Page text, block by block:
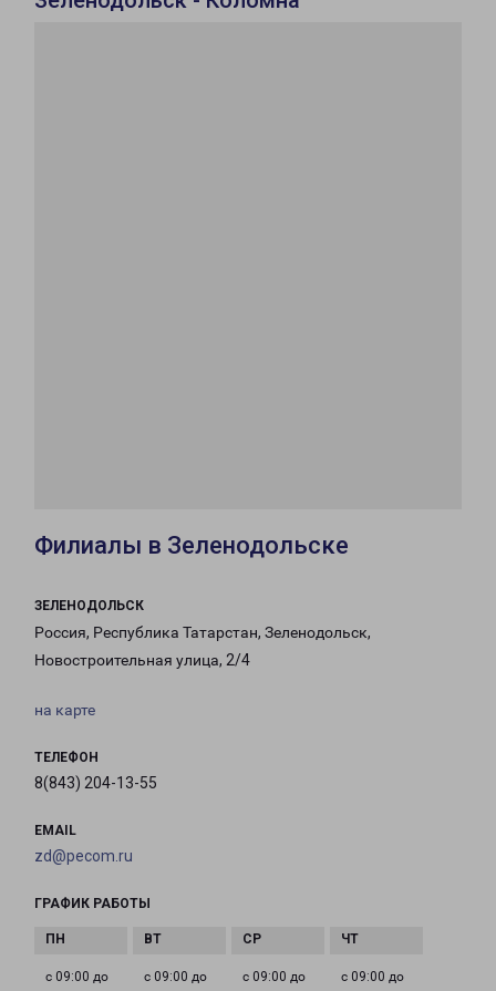
Филиалы в Зеленодольске
ЗЕЛЕНОДОЛЬСК
Россия, Республика Татарстан, Зеленодольск,
Новостроительная улица, 2/4
на карте
ТЕЛЕФОН
8(843) 204-13-55
EMAIL
zd@pecom.ru
ГРАФИК РАБОТЫ
с 09:00 до
с 09:00 до
с 09:00 до
с 09:00 до